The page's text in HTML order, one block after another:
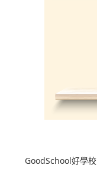
GoodSchool好學校